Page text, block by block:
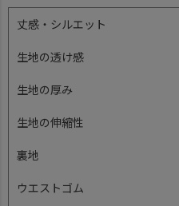
丈感・シルエット
生地の透け感
生地の厚み
生地の伸縮性
裏地
ウエストゴム